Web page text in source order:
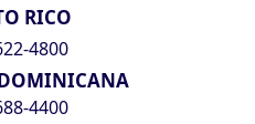
RICO
4800
4400